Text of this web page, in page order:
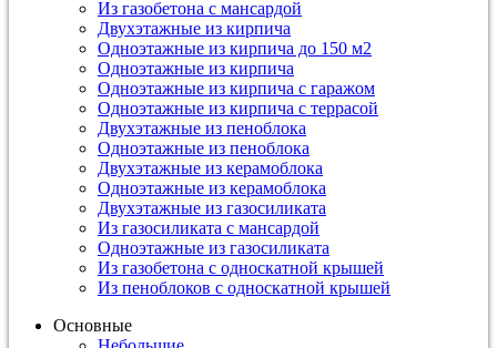
Из газобетона с мансардой
Двухэтажные из кирпича
Одноэтажные из кирпича до 150 м2
Одноэтажные из кирпича
Одноэтажные из кирпича с гаражом
Одноэтажные из кирпича с террасой
Двухэтажные из пеноблока
Одноэтажные из пеноблока
Двухэтажные из керамоблока
Одноэтажные из керамоблока
Двухэтажные из газосиликата
Из газосиликата с мансардой
Одноэтажные из газосиликата
Из газобетона с односкатной крышей
Из пеноблоков с односкатной крышей
Основные